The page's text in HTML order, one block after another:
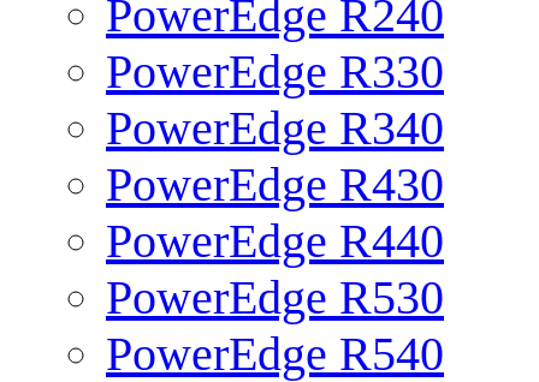
PowerEdge R240
PowerEdge R330
PowerEdge R340
PowerEdge R430
PowerEdge R440
PowerEdge R530
PowerEdge R540